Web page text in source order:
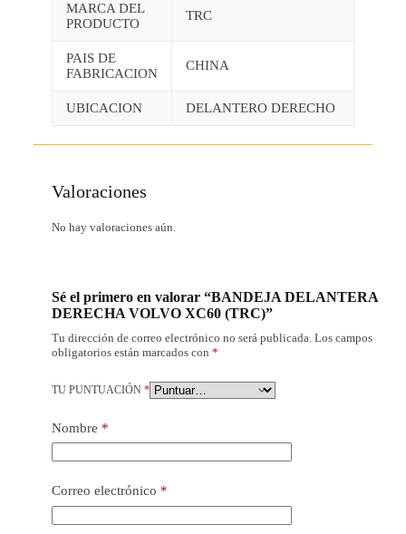
MARCA DEL
PRODUCTO
TRC
PAIS DE
FABRICACION
CHINA
UBICACION DELANTERO DERECHO
Valoraciones
No hay valoraciones aún.
Sé el primero en valorar “BANDEJA DELANTERA
DERECHA VOLVO XC60 (TRC)”
Tu dirección de correo electrónico no será publicada. Los campos
obligatorios están marcados con *
TU PUNTUACIÓN *
Nombre *
Correo electrónico *